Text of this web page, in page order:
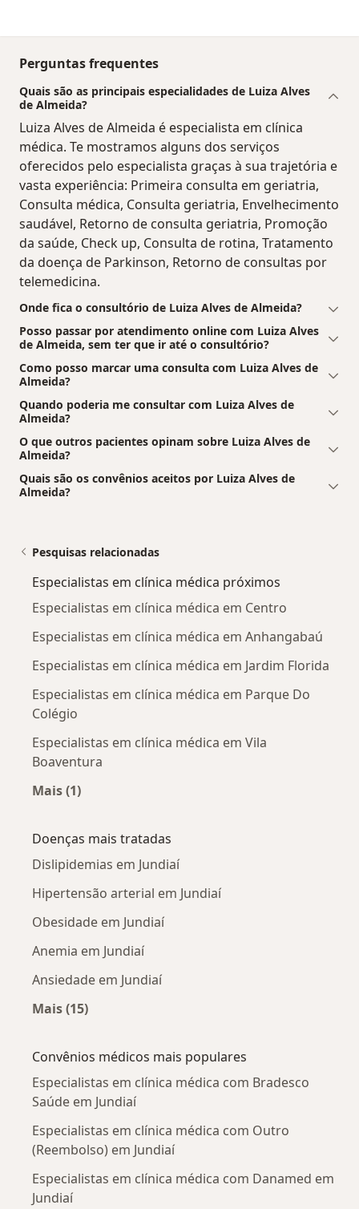
Perguntas frequentes
Quais são as principais especialidades de Luiza Alves
de Almeida?
Luiza Alves de Almeida é especialista em clínica
médica. Te mostramos alguns dos serviços
oferecidos pelo especialista graças à sua trajetória e
vasta experiência: Primeira consulta em geriatria,
Consulta médica, Consulta geriatria, Envelhecimento
saudável, Retorno de consulta geriatria, Promoção
da saúde, Check up, Consulta de rotina, Tratamento
da doença de Parkinson, Retorno de consultas por
telemedicina.
Onde fica o consultório de Luiza Alves de Almeida?
Posso passar por atendimento online com Luiza Alves
de Almeida, sem ter que ir até o consultório?
Como posso marcar uma consulta com Luiza Alves de
Almeida?
Quando poderia me consultar com Luiza Alves de
Almeida?
O que outros pacientes opinam sobre Luiza Alves de
Almeida?
Quais são os convênios aceitos por Luiza Alves de
Almeida?
Pesquisas relacionadas
Especialistas em clínica médica próximos
Especialistas em clínica médica em Centro
Especialistas em clínica médica em Anhangabaú
Especialistas em clínica médica em Jardim Florida
Especialistas em clínica médica em Parque Do
Colégio
Especialistas em clínica médica em Vila
Boaventura
Mais (1)
Doenças mais tratadas
Dislipidemias em Jundiaí
Hipertensão arterial em Jundiaí
Obesidade em Jundiaí
Anemia em Jundiaí
Ansiedade em Jundiaí
Mais (15)
Convênios médicos mais populares
Especialistas em clínica médica com Bradesco
Saúde em Jundiaí
Especialistas em clínica médica com Outro
(Reembolso) em Jundiaí
Especialistas em clínica médica com Danamed em
Jundiaí